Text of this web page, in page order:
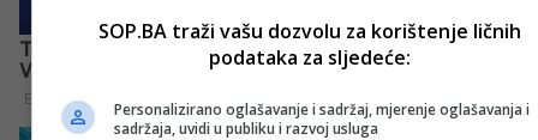
SOP.BA traži vašu dozvolu za korištenje ličnih
podataka za sljedeće:
Personalizirano oglašavanje i sadržaj, mjerenje oglašavanja i
sadržaja, uvidi u publiku i razvoj usluga